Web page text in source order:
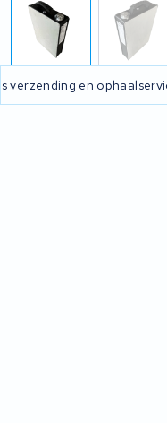
Gratis verzending en